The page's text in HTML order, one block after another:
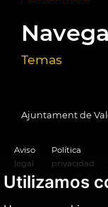
Utilizamos
Temas
Ajuntament de
Aviso
legal
Política
privacidad